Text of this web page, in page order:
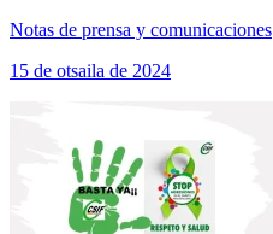
Notas de prensa y comunicaciones
15 de otsaila de 2024